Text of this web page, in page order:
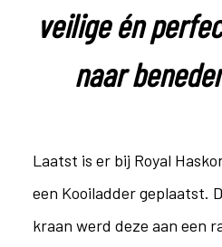
veilige én
naar
Laatst is er bij Royal
een Kooiladder geplaatst.
kraan werd deze aan een